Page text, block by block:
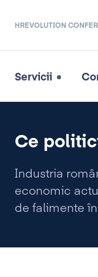
HREVOLUTION
Servicii
Ce
Industria
economic
de falimente